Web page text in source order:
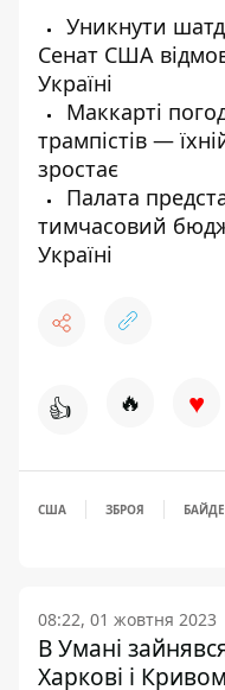
Уникнути
Сенат США
Україні
Маккарті
трампістів —
зростає
Палата
тимчасовий
Україні
👍 🔥 ♥
США ЗБРОЯ
08:22, 01 жовтня 2023
В Умані
Харкові і